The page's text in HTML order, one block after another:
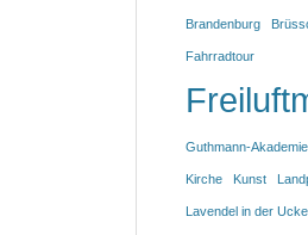
Brandenburg
Fahrradtour
Guthmann-Akademie
Kirche Kunst
Lavendel in der